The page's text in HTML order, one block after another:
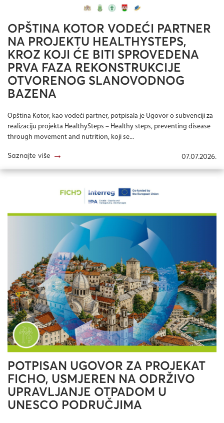
OPŠTINA KOTOR VODEĆI PARTNER
NA PROJEKTU HEALTHYSTEPS,
KROZ KOJI ĆE BITI SPROVEDENA
PRVA FAZA REKONSTRUKCIJE
OTVORENOG SLANOVODNOG
BAZENA
Opština Kotor, kao vodeći partner, potpisala je Ugovor o subvenciji za
realizaciju projekta HealthySteps – Healthy steps, preventing disease
through movement and nutrition, koji se...
Saznajte više → 07.07.2026.
POTPISAN UGOVOR ZA PROJEKAT
FICHO, USMJEREN NA ODRŽIVO
UPRAVLJANJE OTPADOM U
UNESCO PODRUČJIMA